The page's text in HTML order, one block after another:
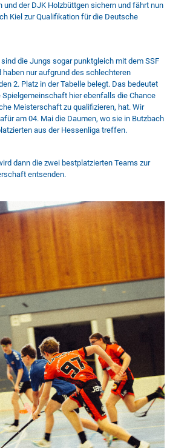
und der DJK Holzbüttgen sichern und fährt nun
Kiel zur Qualifikation für die Deutsche
die Jungs sogar punktgleich mit dem SSF
haben nur aufgrund des schlechteren
2. Platz in der Tabelle belegt. Das bedeutet
Spielgemeinschaft hier ebenfalls die Chance
Meisterschaft zu qualifizieren, hat. Wir
am 04. Mai die Daumen, wo sie in Butzbach
aus der Hessenliga treffen.
dann die zwei bestplatzierten Teams zur
entsenden.